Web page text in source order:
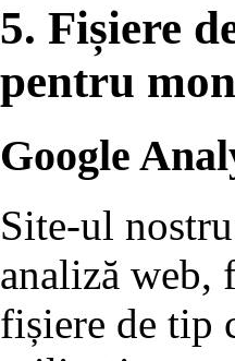
5. Fișiere
pentru
Google
Site-ul
analiză web,
fișiere de tip